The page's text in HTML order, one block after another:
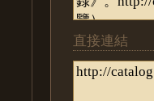
直接連結